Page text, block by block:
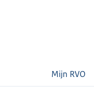
Mijn RVO